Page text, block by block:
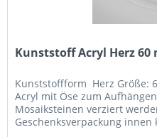
Kunststoff Acryl Herz 60
Kunststoffform Herz Größe:
Acryl mit Öse zum
Mosaiksteinen verziert
Geschenksverpackung innen